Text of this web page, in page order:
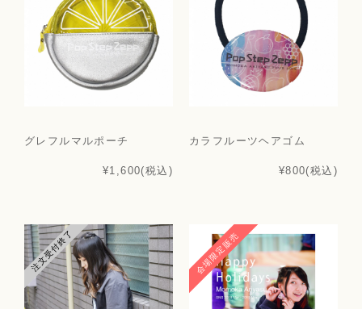
グレフルマルポーチ
¥1,600(税込)
カラフルーツヘアゴム
¥800(税込)
注文受付終了 会場限定販売